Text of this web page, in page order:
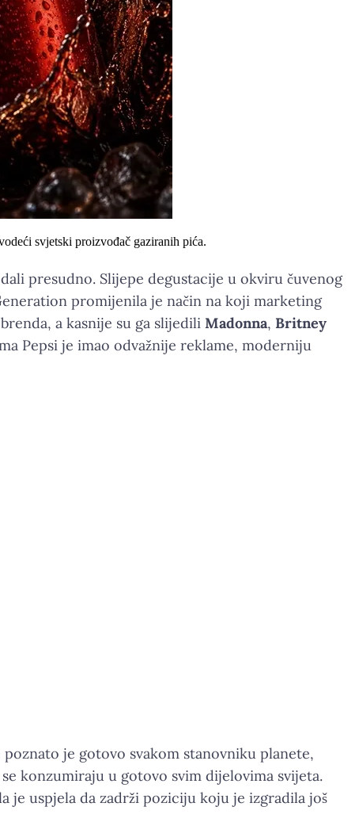
svjetski proizvođač gaziranih pića.
presudno. Slijepe degustacije u okviru čuvenog
promijenila je način na koji marketing
a kasnije su ga slijedili Madonna, Britney
Pepsi je imao odvažnije reklame, moderniju
je gotovo svakom stanovniku planete,
konzumiraju u gotovo svim dijelovima svijeta.
je uspjela da zadrži poziciju koju je izgradila još